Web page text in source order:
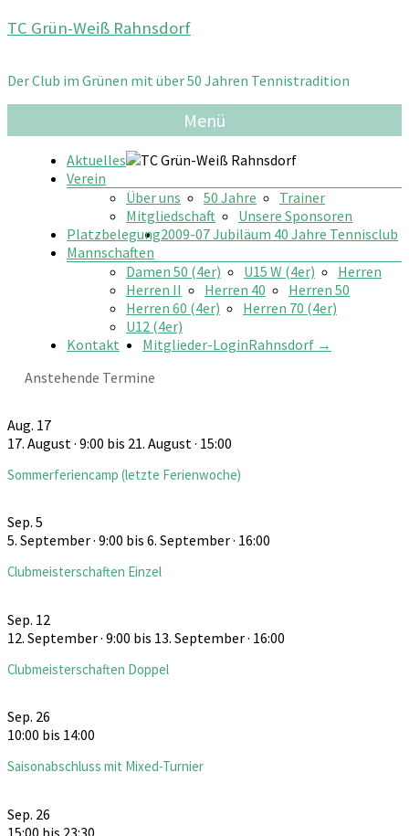
Zum
TC Grün-Weiß Rahnsdorf
Der Club im Grünen mit über 50 Jahren Tennistradition
Menü
Aktuelles
Verein
Über uns
50 Jahre
Trainer
Mitgliedschaft
Unsere Sponsoren
Platzbelegung
Mannschaften
Damen 50 (4er)
U15 W (4er)
Herren
Herren II
Herren 40
Herren 50
Herren 60 (4er)
Herren 70 (4er)
U12 (4er)
Kontakt
Mitglieder-Login
2009-07 Jubiläum 40 Jahre Tennisclub
Rahnsdorf →
Anstehende Termine
Aug. 17
17. August · 9:00 bis 21. August · 15:00
Sommerferiencamp (letzte Ferienwoche)
Sep. 5
5. September · 9:00 bis 6. September · 16:00
Clubmeisterschaften Einzel
Sep. 12
12. September · 9:00 bis 13. September · 16:00
Clubmeisterschaften Doppel
Sep. 26
10:00 bis 14:00
Saisonabschluss mit Mixed-Turnier
Sep. 26